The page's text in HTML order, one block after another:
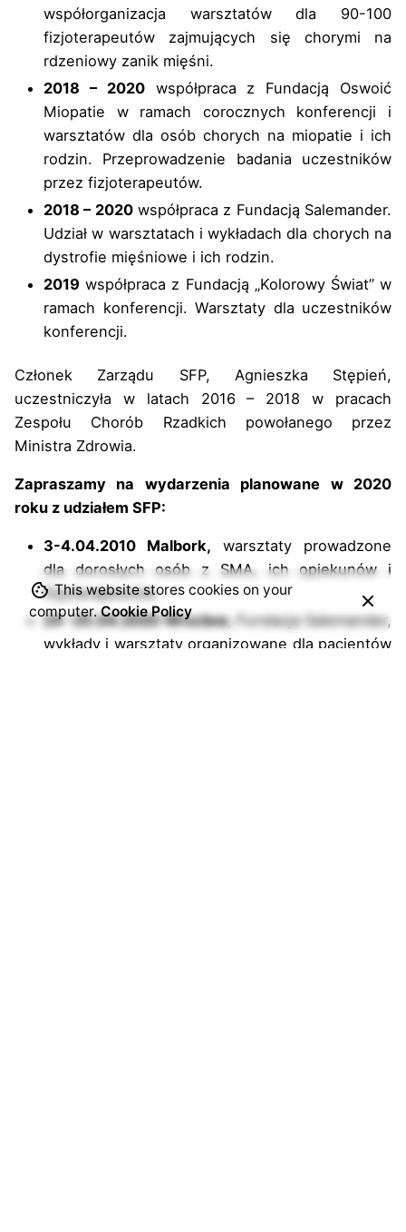
współorganizacja warsztatów dla 90-100
fizjoterapeutów zajmujących się chorymi na
rdzeniowy zanik mięśni.
2018 – 2020współpraca z Fundacją Oswoić
Miopatie w ramach corocznych konferencji i
warsztatów dla osób chorych na miopatie i ich
rodzin. Przeprowadzenie badania uczestników
przez fizjoterapeutów.
2018 – 2020współpraca z Fundacją Salemander.
Udział w warsztatach i wykładach dla chorych na
dystrofie mięśniowe i ich rodzin.
2019 współpraca z Fundacją „Kolorowy Świat” w
ramach konferencji. Warsztaty dla uczestników
konferencji.
Członek Zarządu SFP, Agnieszka Stępień,
uczestniczyła w latach 2016 – 2018 w pracach
Zespołu Chorób Rzadkich powołanego przez
Ministra Zdrowia.
Zapraszamy na wydarzenia planowane w 2020
roku z udziałem SFP:
3-4.04.2010 Malbork, warsztaty prowadzone
dla dorosłych osób z SMA, ich opiekunów i
fizjoterapeutów.
24 -25.04.2020 Wrocław, Fundacja Salemander,
wykłady i warsztaty organizowane dla pacjentów
This website stores cookies on your
computer.Cookie Policy